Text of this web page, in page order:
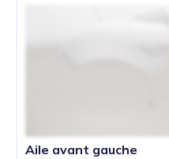
Aile avant gauche